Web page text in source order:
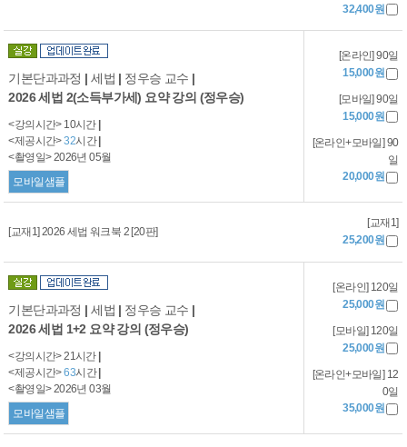
32,400원
기본단과과정 | 세법 | 정우승 교수 |
2026 세법 2(소득부가세) 요약 강의 (정우승)
<강의시간> 10시간 |
<제공시간>32시간|
<촬영일> 2026년 05월
모바일샘플
[온라인] 90일
15,000원
[모바일] 90일
15,000원
[온라인+모바일] 90
일
20,000원
[교재1] 2026 세법 워크북 2 [20판]
[교재1]
25,200원
기본단과과정 | 세법 | 정우승 교수 |
2026 세법 1+2 요약 강의 (정우승)
<강의시간> 21시간 |
<제공시간>63시간|
<촬영일> 2026년 03월
모바일샘플
[온라인] 120일
25,000원
[모바일] 120일
25,000원
[온라인+모바일] 12
0일
35,000원